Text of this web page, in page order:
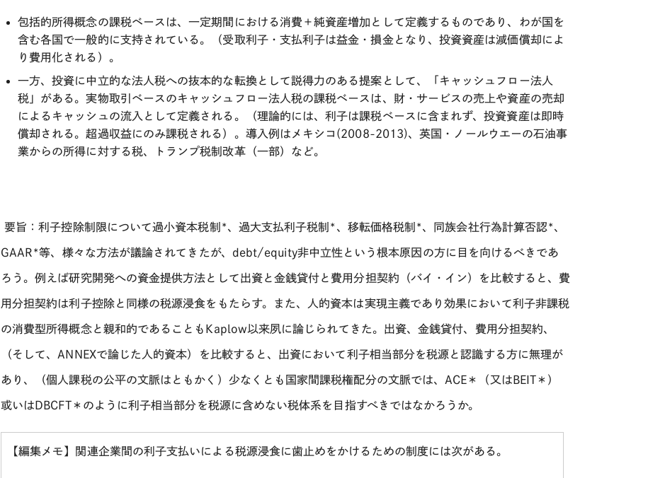
包括的所得概念の課税ベースは、一定期間における消費＋純資産増加として定義するものであり、わが国を
含む各国で一般的に支持されている。（受取利子・支払利子は益金・損金となり、投資資産は減価償却によ
り費用化される）。
一方、投資に中立的な法人税への抜本的な転換として説得力のある提案として、「キャッシュフロー法人
税」がある。実物取引ベースのキャッシュフロー法人税の課税ベースは、財・サービスの売上や資産の売却
によるキャッシュの流入として定義される。（理論的には、利子は課税ベースに含まれず、投資資産は即時
償却される。超過収益にのみ課税される）。導入例はメキシコ (2008-2013)、英国・ノールウエーの石油事
業からの所得に対する税、トランプ税制改革（一部）など。
要旨：利子控除制限について過小資本税制 *、過大支払利子税制 *、移転価格税制 *、同族会社行為計算否認*、
GAAR*等、様々な方法が議論されてきたが、 debt/equity非中立性という根本原因の方に目を向けるべきであ
ろう。例えば研究開発への資金提供方法として出資と金銭貸付と費用分担契約（バイ・イン）を比較すると、費
用分担契約は利子控除と同様の税源浸食をもたらす。また、人的資本は実現主義であり効果において利子非課税
の消費型所得概念と親和的であることも Kaplow以来夙に論じられてきた。出資、金銭貸付、費用分担契約、
（そして、 ANNEXで論じた人的資本）を比較すると、出資において利子相当部分を税源と認識する方に無理が
あり、（個人課税の公平の文脈はともかく）少なくとも国家間課税権配分の文脈では、 ACE ＊（又は BEIT ＊）
或いは DBCFT＊のように利子相当部分を税源に含めない税体系を目指すべきではなかろうか。
【編集メモ】関連企業間の利子支払いによる税源浸食に歯止めをかけるための制度には次がある。